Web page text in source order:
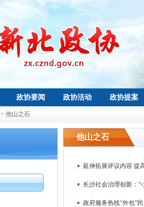
政协要闻 政协活动 政协提案
> 他山之石
他山之石
延伸拓展评议内容 提
长沙社会治理创新：“
政府服务热线“外包”